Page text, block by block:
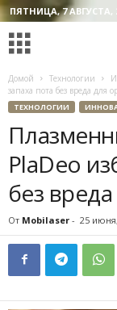
ПЯТНИЦА, 7 АВГУСТА,
Домой Технологии
запаха пота без вреда для
ТЕХНОЛОГИИ
PlaDeo
без
От Mobilaser - 25